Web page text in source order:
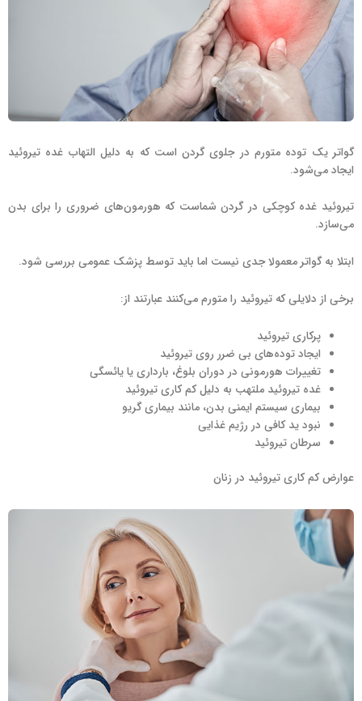
گواتر یک توده متورم در جلوی گردن است که به دلیل التهاب غده تیروئید
ایجاد می‌شود.
تیروئید غده کوچکی در گردن شماست که هورمون‌های ضروری را برای بدن
می‌سازد.
ابتلا به گواتر معمولا جدی نیست اما باید توسط پزشک عمومی بررسی شود.
برخی از دلایلی که تیروئید را متورم می‌کنند عبارتند از:
پرکاری تیروئید
ایجاد توده‌های بی ضرر روی تیروئید
تغییرات هورمونی در دوران بلوغ، بارداری یا یائسگی
غده تیروئید ملتهب به دلیل کم کاری تیروئید
بیماری سیستم ایمنی بدن، مانند بیماری گریو
نبود ید کافی در رژیم غذایی
سرطان تیروئید
عوارض کم کاری تیروئید در زنان